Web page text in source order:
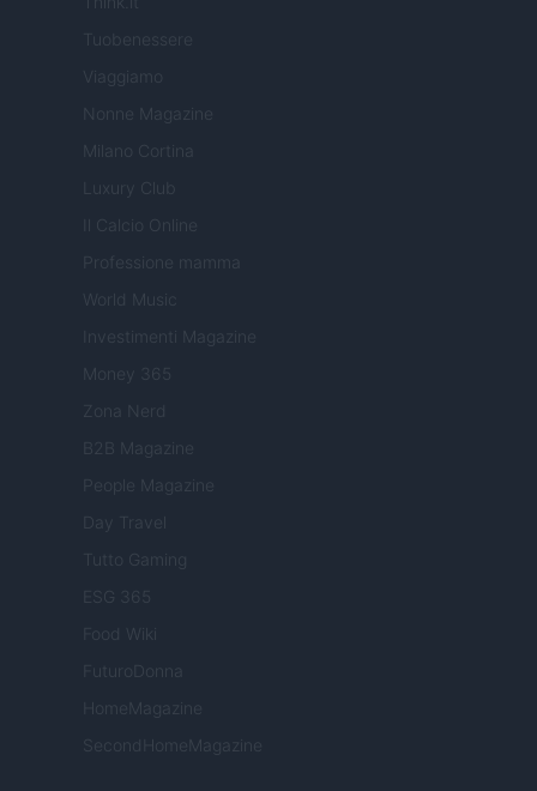
Tuobenessere
Viaggiamo
Nonne Magazine
Milano Cortina
Luxury Club
Il Calcio Online
Professione mamma
World Music
Investimenti Magazine
Money 365
Zona Nerd
B2B Magazine
People Magazine
Day Travel
Tutto Gaming
ESG 365
Food Wiki
FuturoDonna
HomeMagazine
SecondHomeMagazine